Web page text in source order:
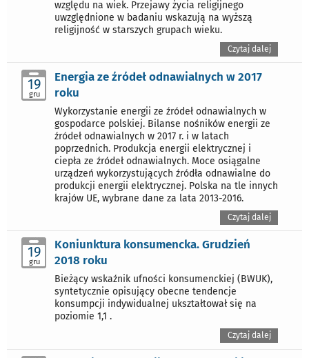
względu na wiek. Przejawy życia religijnego
uwzględnione w badaniu wskazują na wyższą
religijność w starszych grupach wieku.
Czytaj dalej
19
gru
Energia ze źródeł odnawialnych w 2017
roku
Wykorzystanie energii ze źródeł odnawialnych w
gospodarce polskiej. Bilanse nośników energii ze
źródeł odnawialnych w 2017 r. i w latach
poprzednich. Produkcja energii elektrycznej i
ciepła ze źródeł odnawialnych. Moce osiągalne
urządzeń wykorzystujących źródła odnawialne do
produkcji energii elektrycznej. Polska na tle innych
krajów UE, wybrane dane za lata 2013-2016.
Czytaj dalej
19
gru
Koniunktura konsumencka. Grudzień
2018 roku
Bieżący wskaźnik ufności konsumenckiej (BWUK),
syntetycznie opisujący obecne tendencje
konsumpcji indywidualnej ukształtował się na
poziomie 1,1 .
Czytaj dalej